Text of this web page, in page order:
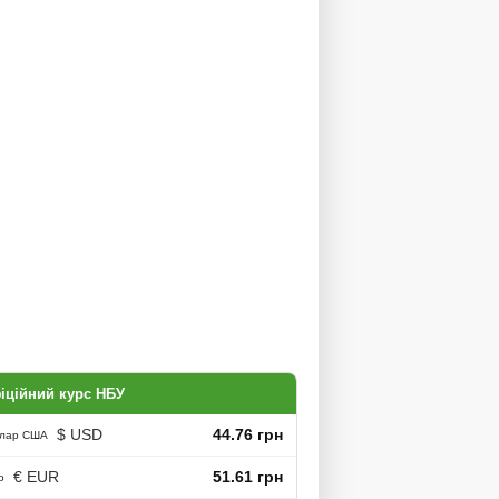
курс НБУ
США $ USD 44.76 грн
€ EUR 51.61 грн